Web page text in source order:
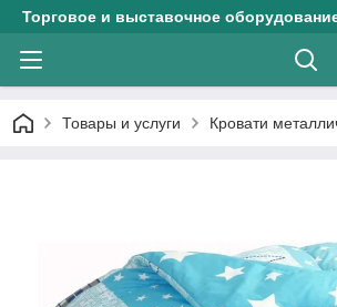
Торговое и выставочное
Товары и услуги Кровати